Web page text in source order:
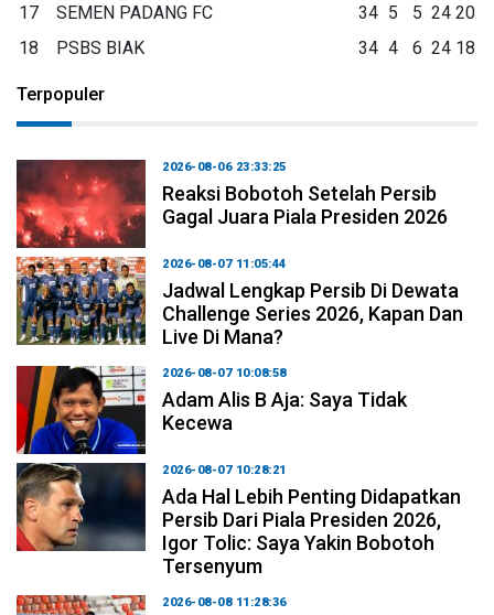
17
SEMEN PADANG FC 34 5 5 24 20
18
PSBS BIAK 34 4 6 24 18
Terpopuler
2026-08-06 23:33:25
Reaksi Bobotoh Setelah Persib
Gagal Juara Piala Presiden 2026
2026-08-07 11:05:44
Jadwal Lengkap Persib Di Dewata
Challenge Series 2026, Kapan Dan
Live Di Mana?
2026-08-07 10:08:58
Adam Alis B Aja: Saya Tidak
Kecewa
2026-08-07 10:28:21
Ada Hal Lebih Penting Didapatkan
Persib Dari Piala Presiden 2026,
Igor Tolic: Saya Yakin Bobotoh
Tersenyum
2026-08-08 11:28:36